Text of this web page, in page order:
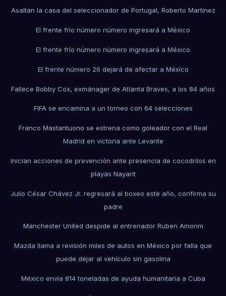
Asaltan la casa del seleccionador de Portugal, Roberto Martínez
El frente frío número número ingresará a México
El frente frío número número ingresará a México
El frente número 26 dejará de afectar a México
Fallece Bobby Cox, exmánager de Atlanta Braves, a los 84 años
FIFA se encamina a un torneo con 64 selecciones
Franco Mastantuono se estrena como goleador con el Real
Madrid en victoria ante Levante
Inician acciones de prevención ante presencia de cocodrilos en
playas Nayarit
Julio César Chávez Jr. regresará al boxeo este año, confirma su
padre
Manchester United despide al entrenador Ruben Amorim
Mazda llama a revisión miles de autos en México por falla que
puede dejar al vehículo sin gasolina
México envía 814 toneladas de ayuda humanitaria a Cuba